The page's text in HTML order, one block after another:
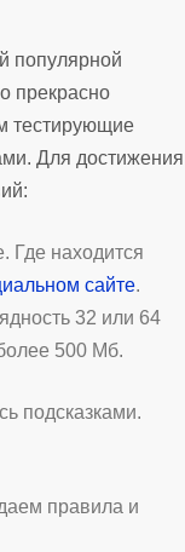
популярной
прекрасно
тестирующие
Для достижения
Где находится
сайте.
32 или 64
500 Мб.
подсказками.
правила и